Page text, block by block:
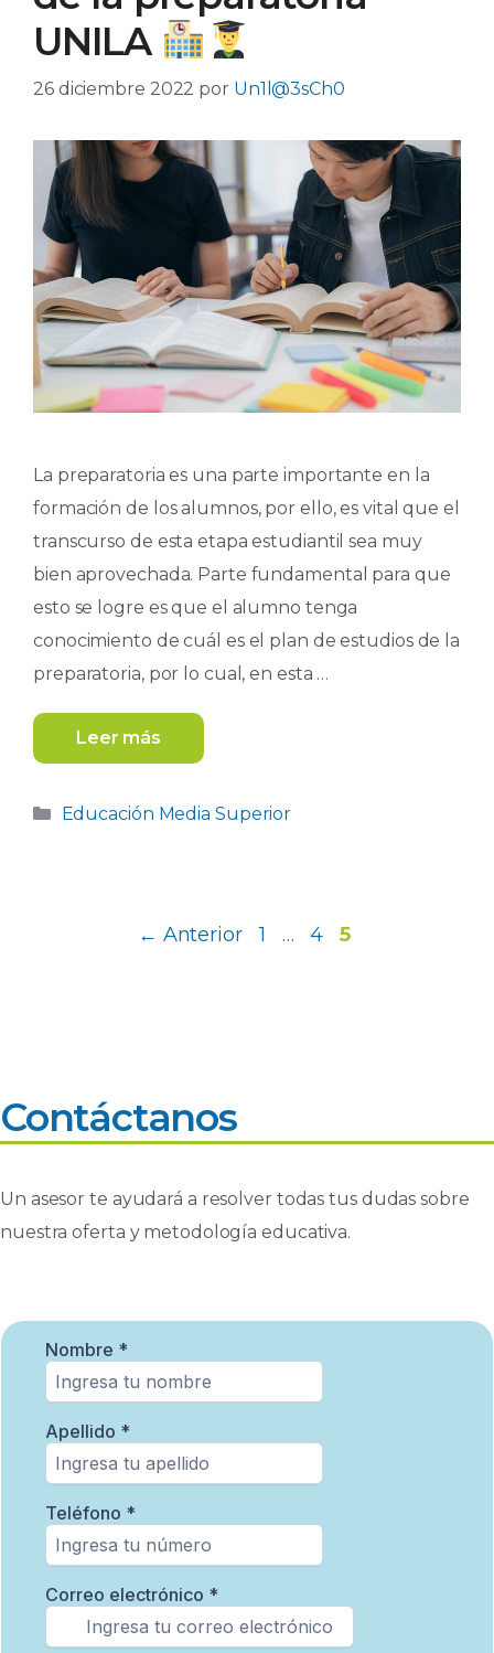
UNILA
26 diciembre 2022 por Un1l@3sCh0
La preparatoria es una parte importante en la
formación de los alumnos, por ello, es vital que el
transcurso de esta etapa estudiantil sea muy
bien aprovechada. Parte fundamental para que
esto se logre es que el alumno tenga
conocimiento de cuál es el plan de estudios de la
preparatoria, por lo cual, en esta …
Leer más
Categorías
Educación Media Superior
← Anterior Página
1 … Página
4 Página
5
Contáctanos
Un asesor te ayudará a resolver todas tus dudas sobre
nuestra oferta y metodología educativa.